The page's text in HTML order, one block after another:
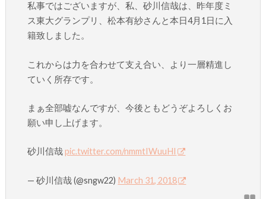
私事ではございますが、私、砂川信哉は、昨年度ミ
ス東大グランプリ、松本有紗さんと本日4月1日に入
籍致しました。
これからは力を合わせて支え合い、より一層精進し
ていく所存です。
まぁ全部嘘なんですが、今後ともどうぞよろしくお
願い申し上げます。
砂川信哉pic.twitter.com/nmmtIWuuHI
— 砂川信哉 (@sngw22) March 31, 2018